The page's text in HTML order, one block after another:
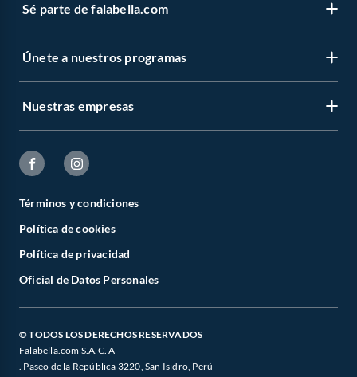
Sé parte de falabella.com
Únete a nuestros programas
Nuestras empresas
Términos y condiciones
Política de cookies
Política de privacidad
Oficial de Datos Personales
© TODOS LOS DERECHOS RESERVADOS
Falabella.com S.A.C. A
. Paseo de la República 3220, San Isidro, Perú